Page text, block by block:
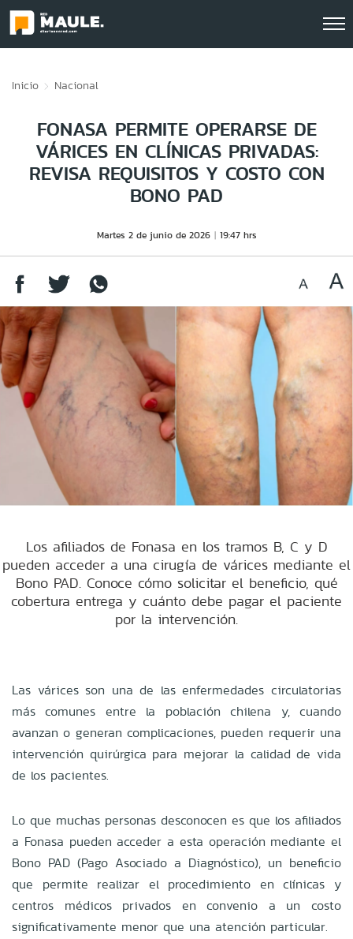
Inicio Nacional
FONASA PERMITE OPERARSE DE
VÁRICES EN CLÍNICAS PRIVADAS:
REVISA REQUISITOS Y COSTO CON
BONO PAD
Martes 2 de junio de 2026 19:47 hrs
Los afiliados de Fonasa en los tramos B, C y D
pueden acceder a una cirugía de várices mediante el
Bono PAD. Conoce cómo solicitar el beneficio, qué
cobertura entrega y cuánto debe pagar el paciente
por la intervención.
Las várices son una de las enfermedades circulatorias
más comunes entre la población chilena y, cuando
avanzan o generan complicaciones, pueden requerir una
intervención quirúrgica para mejorar la calidad de vida
de los pacientes.
Lo que muchas personas desconocen es que los afiliados
a Fonasa pueden acceder a esta operación mediante el
Bono PAD (Pago Asociado a Diagnóstico), un beneficio
que permite realizar el procedimiento en clínicas y
centros médicos privados en convenio a un costo
significativamente menor que una atención particular.